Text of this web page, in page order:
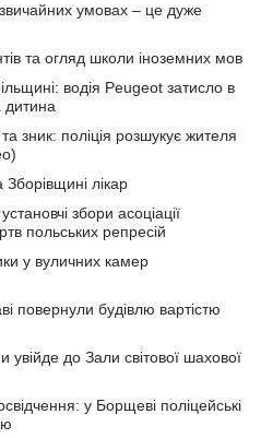
умовах – це дуже
та огляд школи іноземних мов
водія Peugeot затисло в
дитина
зник: поліція розшукує жителя
лікар
збори асоціації
польських репресій
у вуличних камер
повернули будівлю вартістю
до Зали світової шахової
у Борщеві поліцейські